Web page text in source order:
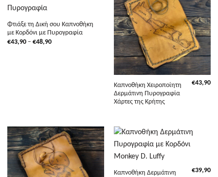
Φτιάξε τη Δική σου Καπνοθήκη
με Κορδόνι με Πυρογραφία
€43,90 – €48,90Price
Καπνοθήκη Χειροποίητη
Δερμάτινη Πυρογραφία
Χάρτες της Κρήτης
€43,90
Καπνοθήκη Δερμάτινη
€39,90